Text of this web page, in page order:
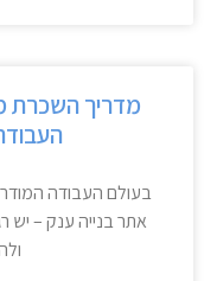
מדריך השכרת
בעולם העבודה
אתר בנייה ענק – יש